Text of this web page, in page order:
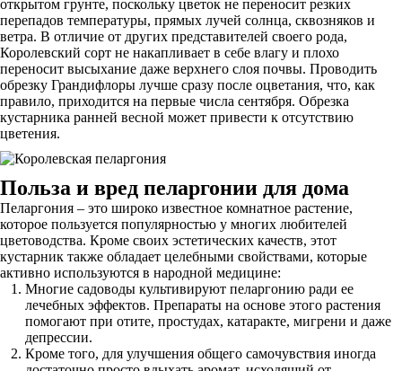
открытом грунте, поскольку цветок не переносит резких
перепадов температуры, прямых лучей солнца, сквозняков и
ветра. В отличие от других представителей своего рода,
Королевский сорт не накапливает в себе влагу и плохо
переносит высыхание даже верхнего слоя почвы. Проводить
обрезку Грандифлоры лучше сразу после оцветания, что, как
правило, приходится на первые числа сентября. Обрезка
кустарника ранней весной может привести к отсутствию
цветения.
Польза и вред пеларгонии для дома
Пеларгония – это широко известное комнатное растение,
которое пользуется популярностью у многих любителей
цветоводства. Кроме своих эстетических качеств, этот
кустарник также обладает целебными свойствами, которые
активно используются в народной медицине:
Многие садоводы культивируют пеларгонию ради ее
лечебных эффектов. Препараты на основе этого растения
помогают при отите, простудах, катаракте, мигрени и даже
депрессии.
Кроме того, для улучшения общего самочувствия иногда